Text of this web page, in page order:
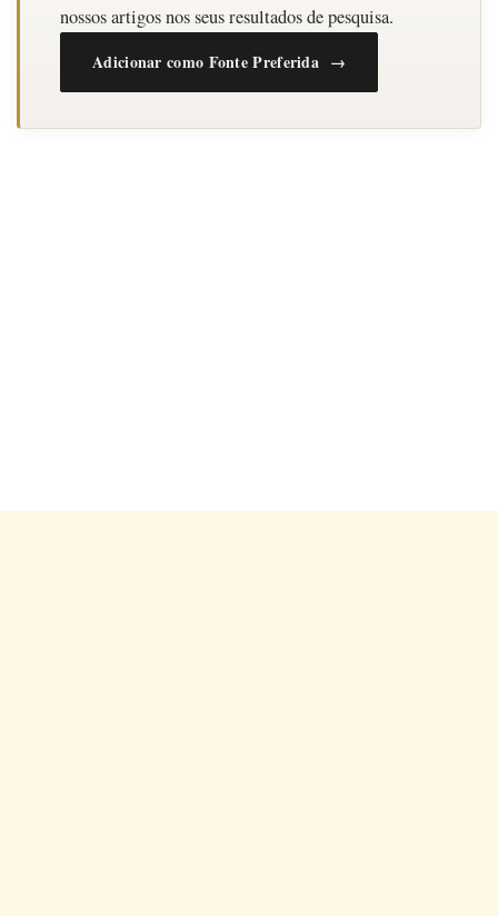
nossos artigos nos seus resultados de pesquisa.
Adicionar como Fonte Preferida →